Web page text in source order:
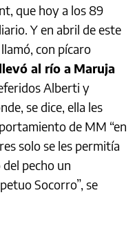
que hoy a los 89
Y en abril de este
con pícaro
al río a Maruja
Alberti y
se dice, ella les
de MM “en
solo se les permitía
pecho un
Socorro”, se